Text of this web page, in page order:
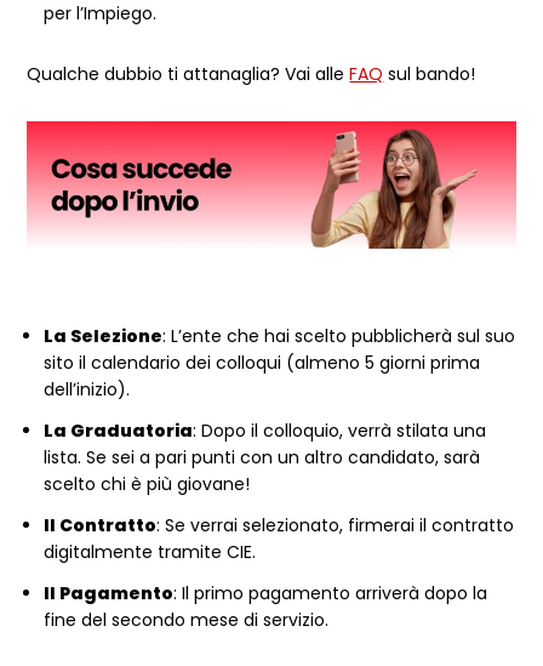
per l’Impiego.
Qualche dubbio ti attanaglia? Vai alleFAQ sul bando!
La Selezione: L’ente che hai scelto pubblicherà sul suo
sito il calendario dei colloqui (almeno 5 giorni prima
dell’inizio).
La Graduatoria: Dopo il colloquio, verrà stilata una
lista. Se sei a pari punti con un altro candidato, sarà
scelto chi è più giovane!
Il Contratto: Se verrai selezionato, firmerai il contratto
digitalmente tramite CIE.
Il Pagamento: Il primo pagamento arriverà dopo la
fine del secondo mese di servizio.